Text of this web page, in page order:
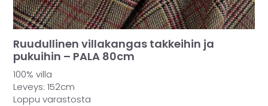
Ruudullinen villakangas takkeihin ja
pukuihin – PALA 80cm
100% villa
Leveys: 152cm
Loppu varastosta